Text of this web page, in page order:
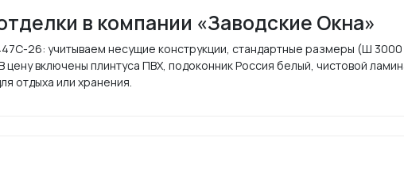
в компании «Заводские Окна»
26: учитываем несущие конструкции, стандартные размеры (Ш 3000
включены плинтуса ПВХ, подоконник Россия белый, чистовой
отдыха или хранения.